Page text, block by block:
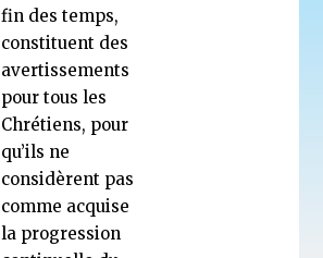
fin des temps,
constituent des
avertissements
pour tous les
Chrétiens, pour
qu’ils ne
considèrent pas
comme acquise
la progression